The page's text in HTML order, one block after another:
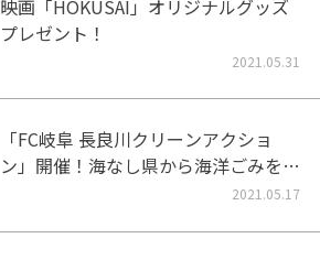
映画「HOKUSAI」オリジナルグッズ
プレゼント！
2021.05.31
「FC岐阜 長良川クリーンアクショ
ン」開催！海なし県から海洋ごみをな
2021.05.17